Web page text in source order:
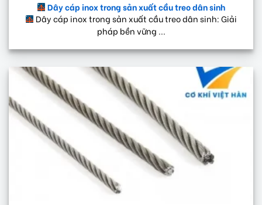
Dây cáp inox trong sản xuất cầu treo dân sinh
Dây cáp inox trong sản xuất cầu treo dân sinh: Giải
pháp bền vững ...